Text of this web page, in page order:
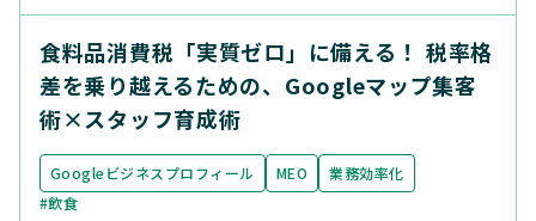
食料品消費税「実質ゼロ」に備える！ 税率格
差を乗り越えるための、Googleマップ集客
術×スタッフ育成術
Googleビジネスプロフィール MEO
業務効率化
#飲食